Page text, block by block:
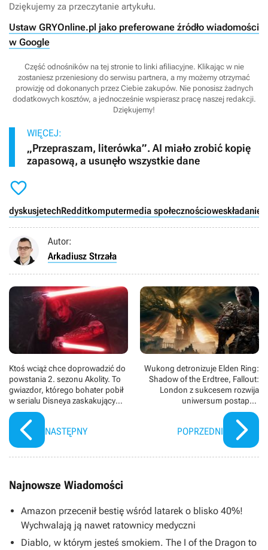
Dziękujemy za przeczytanie artykułu.
Ustaw GRYOnline.pl jako preferowane źródło wiadomości
w Google
Część odnośników na tej stronie to linki afiliacyjne. Klikając w nie
zostaniesz przeniesiony do serwisu partnera, a my możemy otrzymać
prowizję od dokonanych przez Ciebie zakupów. Nie ponosisz żadnych
dodatkowych kosztów, a jednocześnie wspierasz pracę naszej redakcji.
Dziękujemy!
WIĘCEJ:
„Przepraszam, literówka”. AI miało zrobić kopię
zapasową, a usunęło wszystkie dane

dyskusjetechRedditkomputermedia społecznościoweskładanie
Autor:
Arkadiusz Strzała
Ktoś wciąż chce doprowadzić do
powstania 2. sezonu Akolity. To
gwiazdor, którego bohater pobił
w serialu Disneya zaskakujący
rekord Star Wars
NASTĘPNY
Wukong detronizuje Elden Ring:
Shadow of the Erdtree, Fallout:
London z sukcesem rozwija
uniwersum postapo -
najważniejsze RPG lata
POPRZEDNI
Najnowsze Wiadomości
Amazon przecenił bestię wśród latarek o blisko 40%!
Wychwalają ją nawet ratownicy medyczni
Diablo, w którym jesteś smokiem. The I of the Dragon to